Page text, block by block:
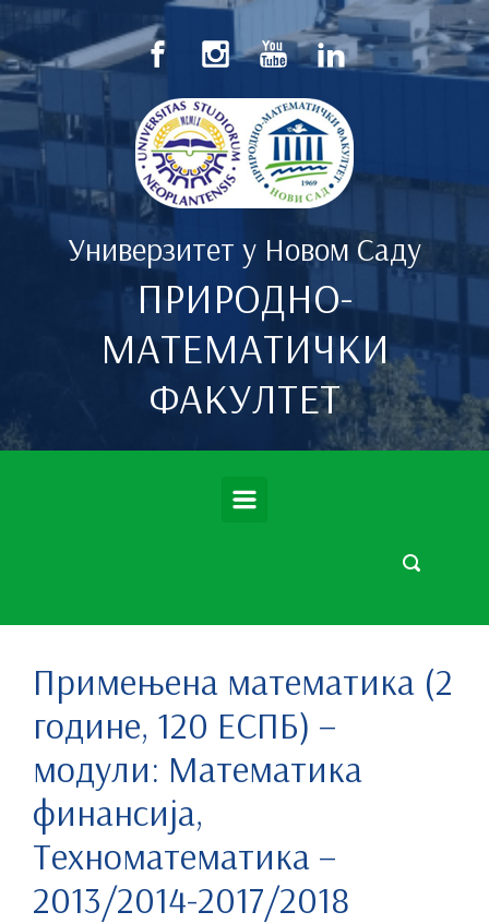
Скип то маин цонтент
Универзитет у Новом Саду
ПРИРОДНО-
МАТЕМАТИЧКИ
ФАКУЛТЕТ
Примењена математика (2
године, 120 ЕСПБ) –
модули: Математика
финансија,
Техноматематика –
2013/2014-2017/2018